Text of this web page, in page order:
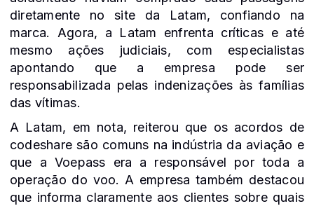
diretamente no site da Latam, confiando na
marca. Agora, a Latam enfrenta críticas e até
mesmo ações judiciais, com especialistas
apontando que a empresa pode ser
responsabilizada pelas indenizações às famílias
das vítimas.
A Latam, em nota, reiterou que os acordos de
codeshare são comuns na indústria da aviação e
que a Voepass era a responsável por toda a
operação do voo. A empresa também destacou
que informa claramente aos clientes sobre quais